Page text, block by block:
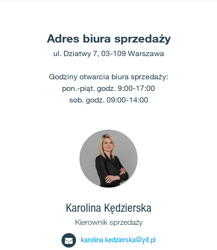
Adres biura sprzedaży
ul. Dziatwy 7, 03-109 Warszawa
Godziny otwarcia biura sprzedaży:
pon.-piąt. godz. 9:00-17:00
sob. godz. 09:00-14:00
Karolina Kędzierska
Kierownik sprzedaży
karolina.kedzierska@yit.pl